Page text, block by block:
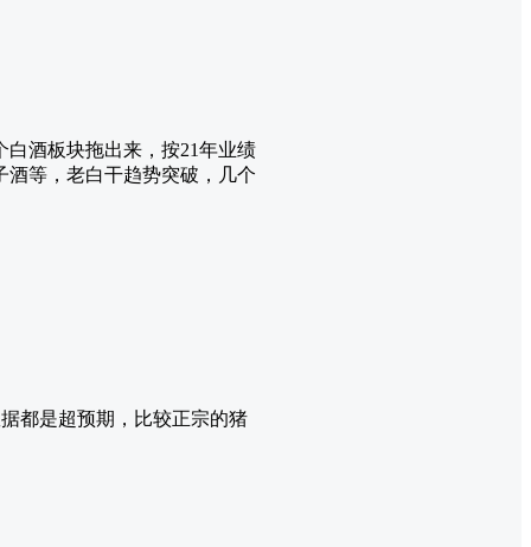
酒板块拖出来，按21年业绩
酒等，老白干趋势突破，几个
都是超预期，比较正宗的猪